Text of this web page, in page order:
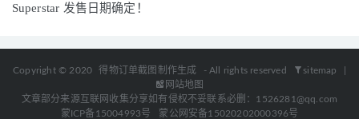
Superstar 发售日期确定！
Copyright © 2020 得物订单截图制作生成 - All rights reserved sitemap
网站地图
文章部分来源互联网收集分享如有侵权不妥联系必删：1526281@qq.com
蒙ICP备15004993号
蒙公网安备15020202000396号